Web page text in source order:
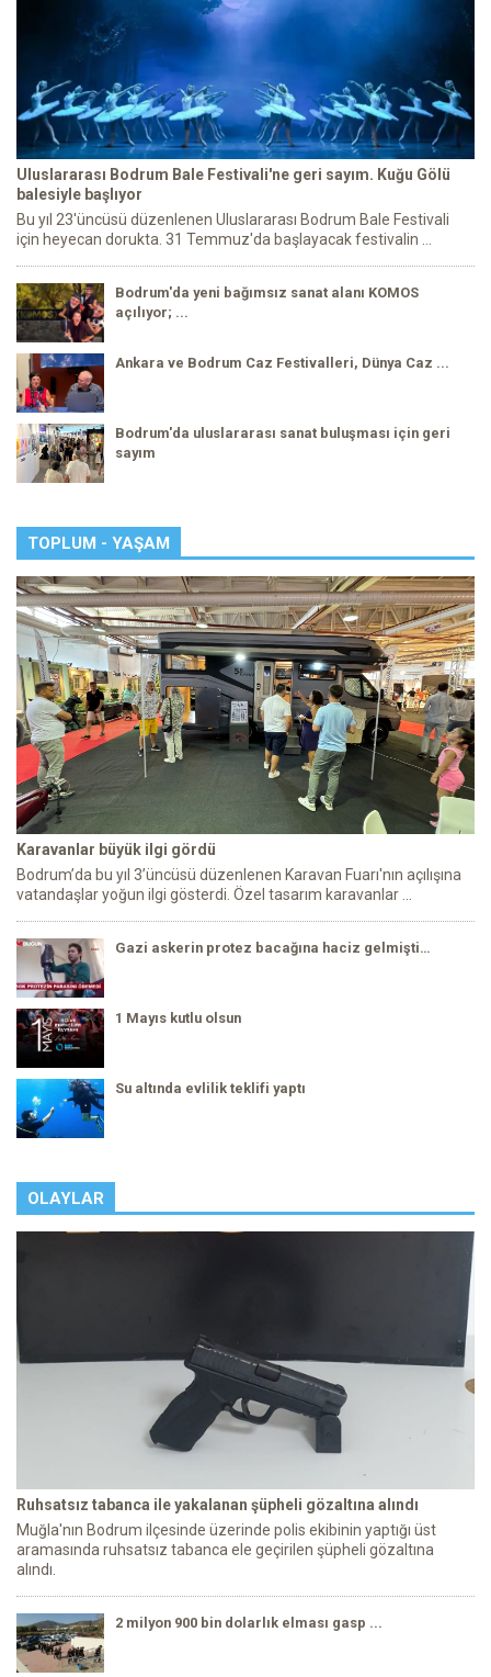
Uluslararası Bodrum Bale Festivali'ne geri sayım. Kuğu Gölü
balesiyle başlıyor
Bu yıl 23'üncüsü düzenlenen Uluslararası Bodrum Bale Festivali
için heyecan dorukta. 31 Temmuz'da başlayacak festivalin ...
Bodrum'da yeni bağımsız sanat alanı KOMOS
açılıyor; ...
Ankara ve Bodrum Caz Festivalleri, Dünya Caz ...
Bodrum'da uluslararası sanat buluşması için geri
sayım
TOPLUM - YAŞAM
Karavanlar büyük ilgi gördü
Bodrum’da bu yıl 3’üncüsü düzenlenen Karavan Fuarı'nın açılışına
vatandaşlar yoğun ilgi gösterdi. Özel tasarım karavanlar ...
Gazi askerin protez bacağına haciz gelmişti…
1 Mayıs kutlu olsun
Su altında evlilik teklifi yaptı
OLAYLAR
Ruhsatsız tabanca ile yakalanan şüpheli gözaltına alındı
Muğla'nın Bodrum ilçesinde üzerinde polis ekibinin yaptığı üst
aramasında ruhsatsız tabanca ele geçirilen şüpheli gözaltına
alındı.
2 milyon 900 bin dolarlık elması gasp ...